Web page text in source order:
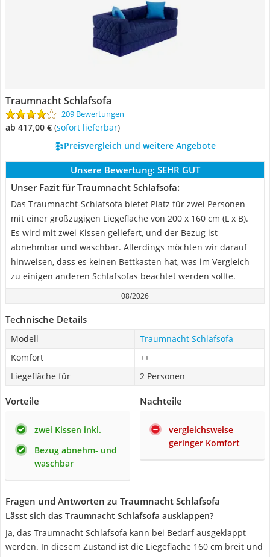
Traumnacht Schlafsofa
209 Bewertungen
ab 417,00 € ( Sofort lieferbar)
Preisvergleich und weitere Angebote
Unsere Bewertung: SEHR GUT
Unser Fazit für Traumnacht Schlafsofa:
Das Traumnacht-Schlafsofa bietet Platz für zwei Personen
mit einer großzügigen Liegefläche von 200 x 160 cm (L x B).
Es wird mit zwei Kissen geliefert, und der Bezug ist
abnehmbar und waschbar. Allerdings möchten wir darauf
hinweisen, dass es keinen Bettkasten hat, was im Vergleich
zu einigen anderen Schlafsofas beachtet werden sollte.
08/2026
Technische Details
Modell
Traumnacht Schlafsofa
Komfort
++
Liegefläche für
2 Personen
Vorteile
zwei Kissen inkl.
Bezug abnehm- und
waschbar
Nachteile
vergleichsweise
geringer Komfort
Fragen und Antworten zu Traumnacht Schlafsofa
Lässt sich das Traumnacht Schlafsofa ausklappen?
Ja, das Traumnacht Schlafsofa kann bei Bedarf ausgeklappt
werden. In diesem Zustand ist die Liegefläche 160 cm breit und